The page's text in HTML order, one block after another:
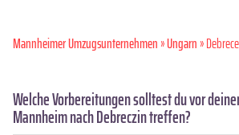
Mannheimer Umzugsunternehmen»Ungarn»
Welche Vorbereitungen solltest du vor
Mannheim nach Debreczin treffen?